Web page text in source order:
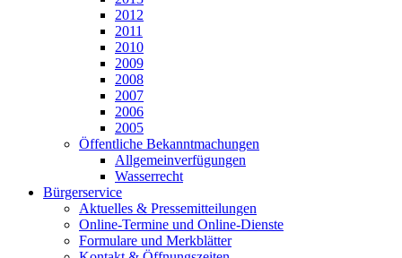
2012
2011
2010
2009
2008
2007
2006
2005
Öffentliche Bekanntmachungen
Allgemeinverfügungen
Wasserrecht
Bürgerservice
Aktuelles & Pressemitteilungen
Online-Termine und Online-Dienste
Formulare und Merkblätter